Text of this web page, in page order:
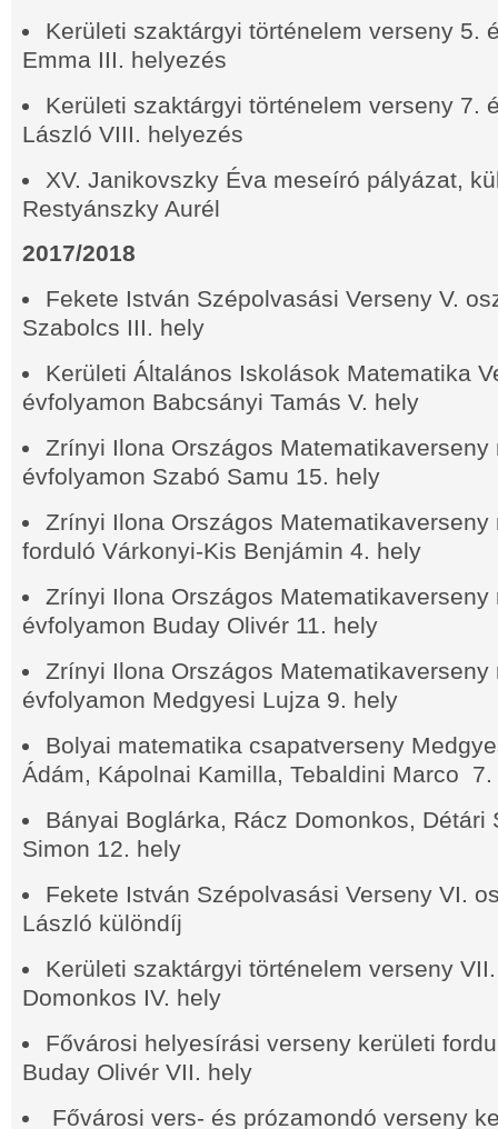
Kerületi szaktárgyi történelem verseny 5.
Emma III. helyezés
Kerületi szaktárgyi történelem verseny 7.
László VIII. helyezés
XV. Janikovszky Éva meseíró pályázat,
Restyánszky Aurél
2017/2018
Fekete István Szépolvasási Verseny V.
Szabolcs III. hely
Kerületi Általános Iskolások Matematika
évfolyamon Babcsányi Tamás V. hely
Zrínyi Ilona Országos Matematikaverseny
évfolyamon Szabó Samu 15. hely
Zrínyi Ilona Országos Matematikaverseny
forduló Várkonyi-Kis Benjámin 4. hely
Zrínyi Ilona Országos Matematikaverseny
évfolyamon Buday Olivér 11. hely
Zrínyi Ilona Országos Matematikaverseny
évfolyamon Medgyesi Lujza 9. hely
Bolyai matematika csapatverseny
Ádám, Kápolnai Kamilla, Tebaldini Marco 7.
Bányai Boglárka, Rácz Domonkos, Détári
Simon 12. hely
Fekete István Szépolvasási Verseny VI.
László különdíj
Kerületi szaktárgyi történelem verseny
Domonkos IV. hely
Fővárosi helyesírási verseny kerületi
Buday Olivér VII. hely
Fővárosi vers- és prózamondó verseny